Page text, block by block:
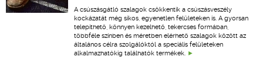
A csúszásgátló szalagok csökkentik a csúszásveszély
kockázatát még síkos, egyenetlen felületeken is. A gyorsan
telepíthető, könnyen kezelhető, tekercses formában,
többféle színben és méretben elérhető szalagok között az
általános célra szolgálóktól a speciális felületeken
alkalmazhatókig találhatók termékek.